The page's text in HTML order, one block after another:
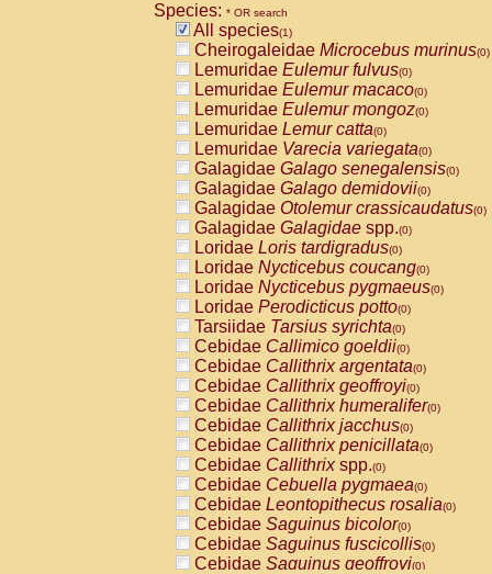
Species: * OR search
All species(1)
Cheirogaleidae Microcebus murinus(0)
Lemuridae Eulemur fulvus(0)
Lemuridae Eulemur macaco(0)
Lemuridae Eulemur mongoz(0)
Lemuridae Lemur catta(0)
Lemuridae Varecia variegata(0)
Galagidae Galago senegalensis(0)
Galagidae Galago demidovii(0)
Galagidae Otolemur crassicaudatus(0)
Galagidae Galagidae spp.(0)
Loridae Loris tardigradus(0)
Loridae Nycticebus coucang(0)
Loridae Nycticebus pygmaeus(0)
Loridae Perodicticus potto(0)
Tarsiidae Tarsius syrichta(0)
Cebidae Callimico goeldii(0)
Cebidae Callithrix argentata(0)
Cebidae Callithrix geoffroyi(0)
Cebidae Callithrix humeralifer(0)
Cebidae Callithrix jacchus(0)
Cebidae Callithrix penicillata(0)
Cebidae Callithrixspp.(0)
Cebidae Cebuella pygmaea(0)
Cebidae Leontopithecus rosalia(0)
Cebidae Saguinus bicolor(0)
Cebidae Saguinus fuscicollis(0)
Cebidae Saguinus geoffroyi(0)